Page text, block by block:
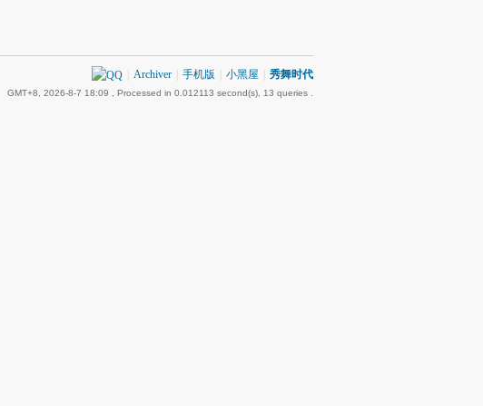
Archiver 手机版 小黑屋 秀舞时代
GMT+8, 2026-8-7 18:09 , Processed in 0.012113 second(s), 13 queries .